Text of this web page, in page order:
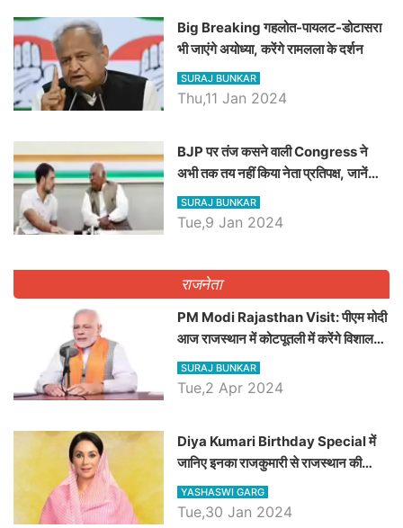
Big Breaking गहलोत-पायलट-डोटासरा
भी जाएंगे अयोध्या, करेंगे रामलला के दर्शन
SURAJ BUNKAR
Thu,11 Jan 2024
BJP पर तंज कसने वाली Congress ने
अभी तक तय नहीं किया नेता प्रतिपक्ष, जानें
कौन होगा दावेदार
SURAJ BUNKAR
Tue,9 Jan 2024
राजनेता
PM Modi Rajasthan Visit: पीएम मोदी
आज राजस्थान में कोटपूतली में करेंगे विशाल
रैली, एक सभा से 8 सीटों पर साधेगें निशाना
SURAJ BUNKAR
Tue,2 Apr 2024
Diya Kumari Birthday Special में
जानिए इनका राजकुमारी से राजस्थान की
डिप्टी सीएम बनने तक का सफर, एक क्लिक में
जाने पूरा जीवन परिचय
YASHASWI GARG
Tue,30 Jan 2024